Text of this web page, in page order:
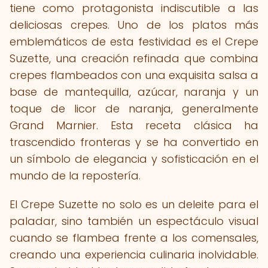
tiene como protagonista indiscutible a las
deliciosas crepes. Uno de los platos más
emblemáticos de esta festividad es el Crepe
Suzette, una creación refinada que combina
crepes flambeados con una exquisita salsa a
base de mantequilla, azúcar, naranja y un
toque de licor de naranja, generalmente
Grand Marnier. Esta receta clásica ha
trascendido fronteras y se ha convertido en
un símbolo de elegancia y sofisticación en el
mundo de la repostería.
El Crepe Suzette no solo es un deleite para el
paladar, sino también un espectáculo visual
cuando se flambea frente a los comensales,
creando una experiencia culinaria inolvidable.